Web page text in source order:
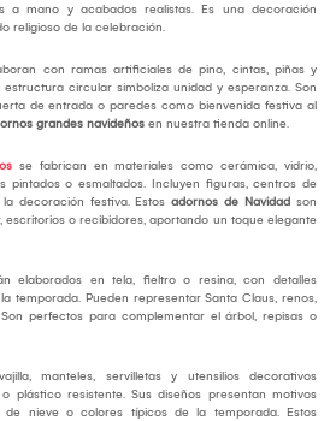
a mano y acabados realistas. Es una decoración
religioso de la celebración.
con ramas artificiales de pino, cintas, piñas y
circular simboliza unidad y esperanza. Son
de entrada o paredes como bienvenida festiva al
grandes navideños en nuestra tienda online.
se fabrican en materiales como cerámica, vidrio,
pintados o esmaltados. Incluyen figuras, centros de
decoración festiva. Estos adornos de Navidad son
escritorios o recibidores, aportando un toque elegante
elaborados en tela, fieltro o resina, con detalles
temporada. Pueden representar Santa Claus, renos,
perfectos para complementar el árbol, repisas o
manteles, servilletas y utensilios decorativos
plástico resistente. Sus diseños presentan motivos
de nieve o colores típicos de la temporada. Estos